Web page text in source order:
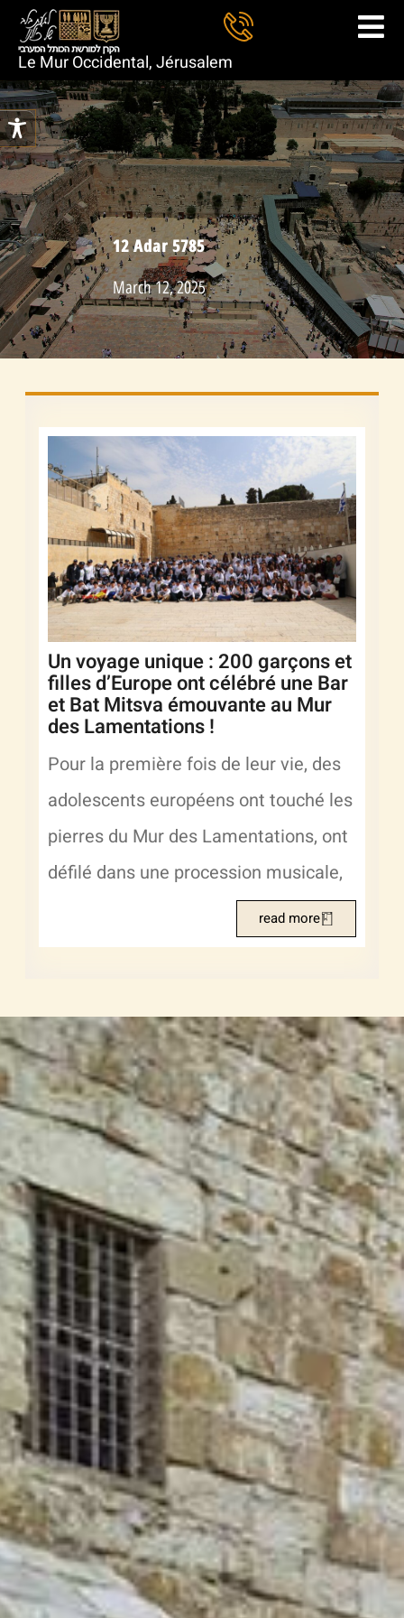
Le Mur Occidental, Jérusalem
12 Adar 5785
March 12, 2025
Un voyage unique : 200 garçons et
filles d’Europe ont célébré une Bar
et Bat Mitsva émouvante au Mur
des Lamentations !
Pour la première fois de leur vie, des
adolescents européens ont touché les
pierres du Mur des Lamentations, ont
défilé dans une procession musicale,
read more